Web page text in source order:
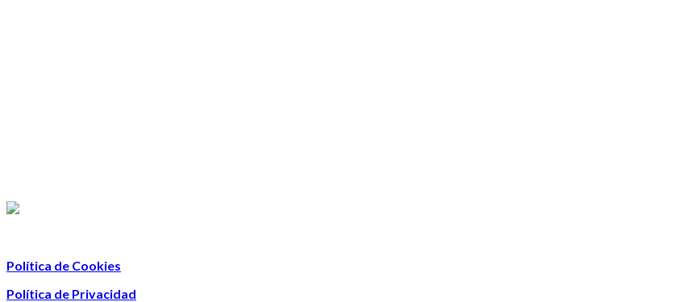
Política de Cookies
Política de Privacidad